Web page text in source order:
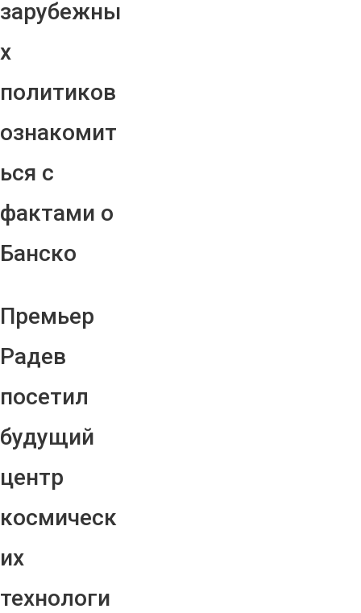
зарубежны
х
политиков
ознакомит
ься с
фактами о
Банско
Премьер
Радев
посетил
будущий
центр
космическ
их
технологи